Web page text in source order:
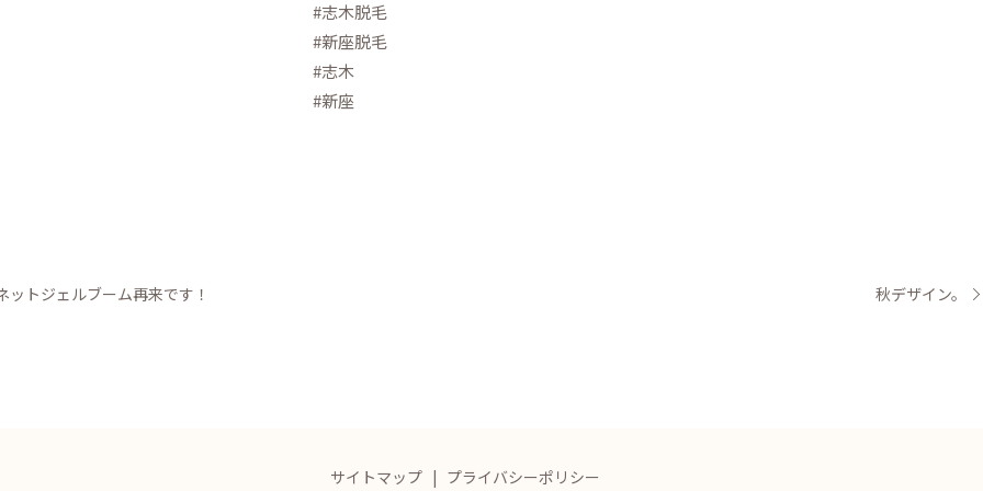
#志木脱毛
#新座脱毛
#志木
#新座
ットジェルブーム再来です！ 秋デザイン。
サイトマップ プライバシーポリシー